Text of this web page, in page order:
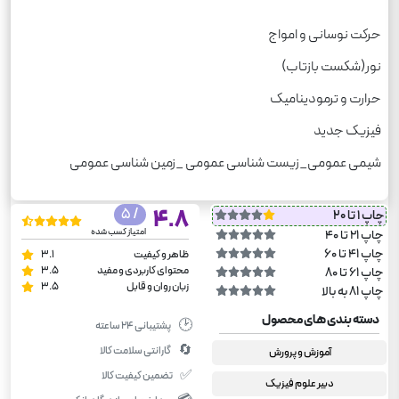
حرکت نوسانی و امواج
نور(شکست بازتاب)
حرارت و ترمودینامیک
فیزیک جدید
شیمی عمومی_زیست شناسی عمومی _زمین شناسی عمومی
چاپ 1 تا 20
چاپ 21 تا 40
چاپ 41 تا 60
چاپ 61 تا 80
چاپ 81 به بالا
4.8
/ 5
امتیاز کسب شده
ظاهر و کیفیت
3.1
محتوای کاربردی و مفید
3.5
زبان روان و قابل
3.5
دسته بندی های محصول
آموزش و پرورش
دبیر علوم فیزیک
🕑 پشتیبانی ۲۴ ساعته
🔄 گارانتی سلامت کالا
✅ تضمین کیفیت کالا